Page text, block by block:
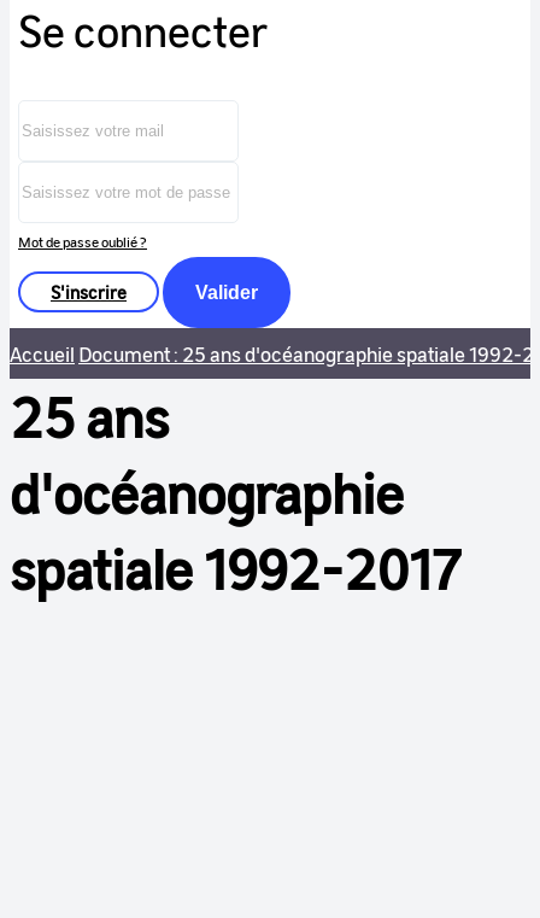
Se connecter
Mot de passe oublié ?
S'inscrire Valider
Accueil Document : 25 ans d'océanographie spatiale 1992-
25 ans
d'océanographie
spatiale 1992-2017